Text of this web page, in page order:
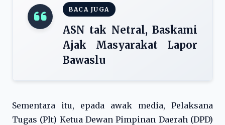
BACA JUGA
ASN tak Netral, Baskami
Ajak Masyarakat Lapor
Bawaslu
Sementara itu, epada awak media, Pelaksana
Tugas (Plt) Ketua Dewan Pimpinan Daerah (DPD)